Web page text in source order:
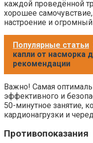
каждой проведённой
хорошее
настроение и огромный
Популярные статьи
капли от насморка
рекомендации
Важно! Самая
эффективного и
50-минутное занятие,
кардионагрузки и
Противопоказания